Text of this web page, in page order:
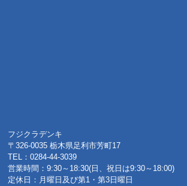
フジクラデンキ
〒326-0035 栃木県足利市芳町17
TEL：0284-44-3039
営業時間：9:30～18:30(日、祝日は9:30～18:00)
定休日：月曜日及び第1・第3日曜日